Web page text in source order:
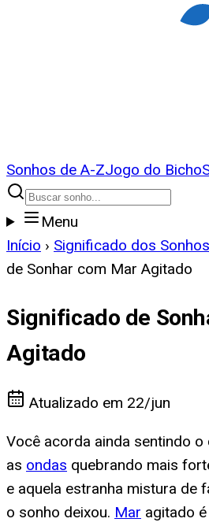
Sonhos de A-ZJogo do Bicho
Menu
Início › Significado dos Sonhos
de Sonhar com Mar Agitado
Significado de
Agitado
Atualizado em 22/jun
Você acorda ainda sentindo o
as ondas quebrando mais
e aquela estranha mistura de
o sonho deixou. Mar agitado